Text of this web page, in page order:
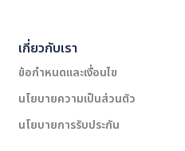
เกี่ยวกับเรา
ข้อกำหนดและเงื่อนไข
นโยบายความเป็นส่วนตัว
นโยบายการรับประกัน